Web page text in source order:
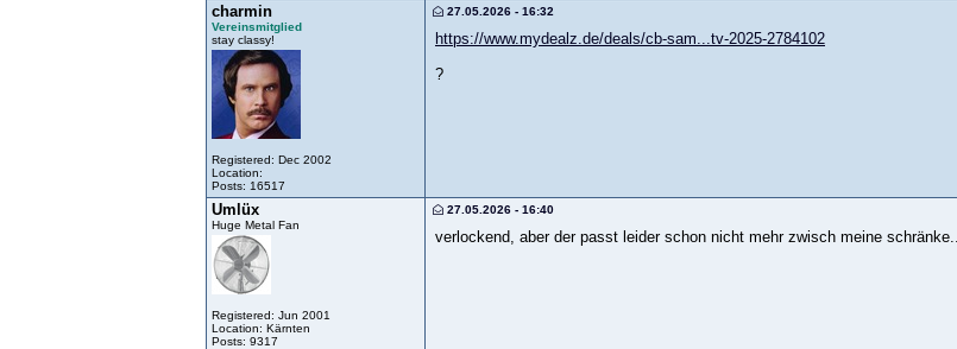
charmin
Vereinsmitglied
stay classy!
Registered: Dec 2002
Location:
Posts: 16517
27.05.2026 - 16:32
https://www.mydealz.de/deals/cb-sam...tv-2025-2784102
?
Umlüx
Huge Metal Fan
Registered: Jun 2001
Location: Kärnten
Posts: 9317
27.05.2026 - 16:40
verlockend, aber der passt leider schon nicht mehr zwisch meine schränke...